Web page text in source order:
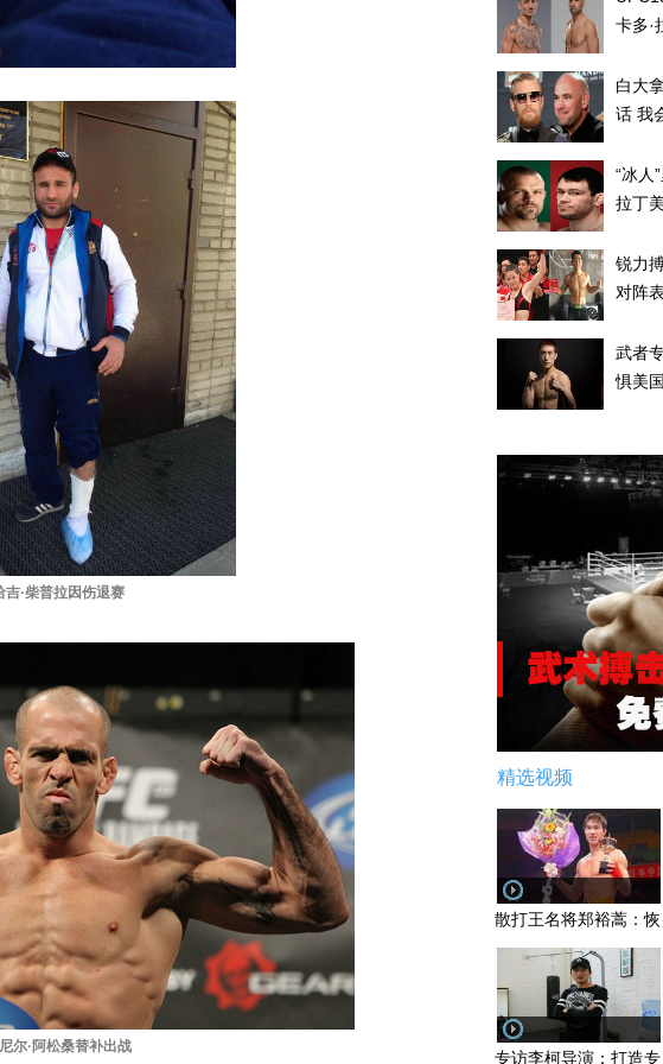
吉·柴普拉因伤退赛
尔·阿松桑替补出战
卡多·
白大
话 我
“冰人
拉丁
锐力
对阵
武者
惧美
精选视频
散打王名将郑裕蒿：
专访李柯导演：打造